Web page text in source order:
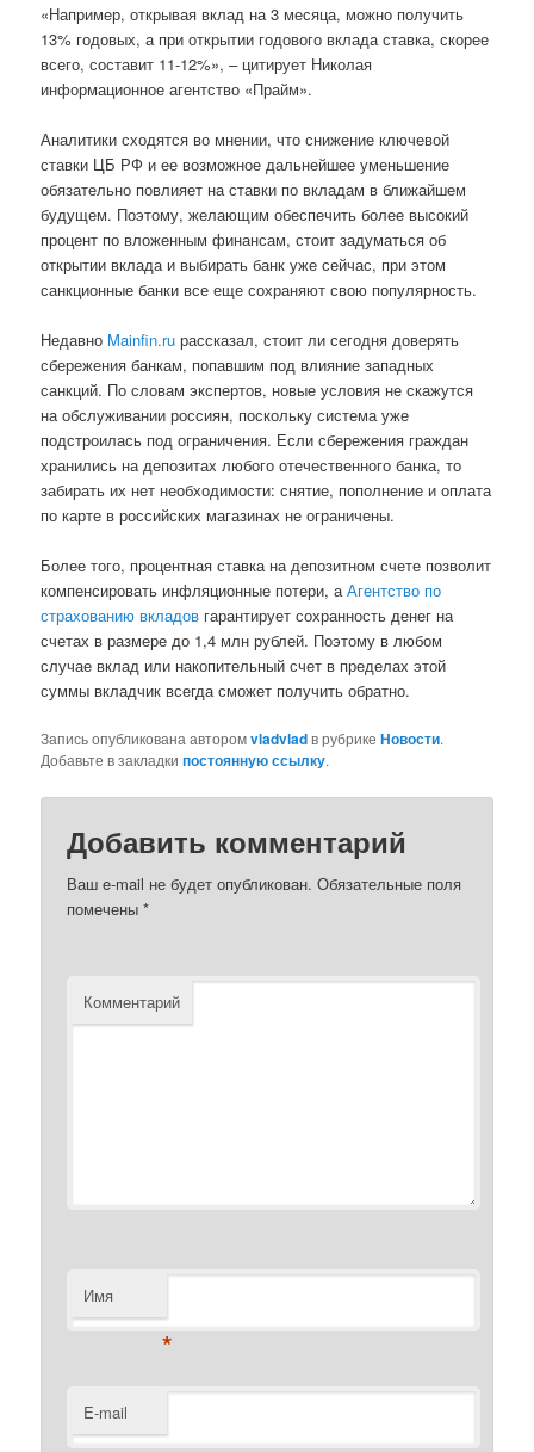
«Например, открывая вклад на 3 месяца, можно получить
13% годовых, а при открытии годового вклада ставка, скорее
всего, составит 11-12%», – цитирует Николая
информационное агентство «Прайм».
Аналитики сходятся во мнении, что снижение ключевой
ставки ЦБ РФ и ее возможное дальнейшее уменьшение
обязательно повлияет на ставки по вкладам в ближайшем
будущем. Поэтому, желающим обеспечить более высокий
процент по вложенным финансам, стоит задуматься об
открытии вклада и выбирать банк уже сейчас, при этом
санкционные банки все еще сохраняют свою популярность.
Недавно Mainfin.ru рассказал, стоит ли сегодня доверять
сбережения банкам, попавшим под влияние западных
санкций. По словам экспертов, новые условия не скажутся
на обслуживании россиян, поскольку система уже
подстроилась под ограничения. Если сбережения граждан
хранились на депозитах любого отечественного банка, то
забирать их нет необходимости: снятие, пополнение и оплата
по карте в российских магазинах не ограничены.
Более того, процентная ставка на депозитном счете позволит
компенсировать инфляционные потери, аАгентство по
страхованию вкладов гарантирует сохранность денег на
счетах в размере до 1,4 млн рублей. Поэтому в любом
случае вклад или накопительный счет в пределах этой
суммы вкладчик всегда сможет получить обратно.
Запись опубликована авторомvladvladв рубрикеНовости.
Добавьте в закладкипостоянную ссылку.
Добавить комментарий
Ваш e-mail не будет опубликован. Обязательные поля
помечены*
Комментарий
Имя
*
E-mail